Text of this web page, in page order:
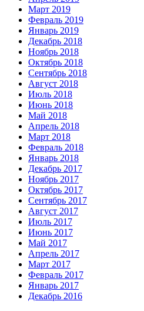
Март 2019
Февраль 2019
Январь 2019
Декабрь 2018
Ноябрь 2018
Октябрь 2018
Сентябрь 2018
Август 2018
Июль 2018
Июнь 2018
Май 2018
Апрель 2018
Март 2018
Февраль 2018
Январь 2018
Декабрь 2017
Ноябрь 2017
Октябрь 2017
Сентябрь 2017
Август 2017
Июль 2017
Июнь 2017
Май 2017
Апрель 2017
Март 2017
Февраль 2017
Январь 2017
Декабрь 2016